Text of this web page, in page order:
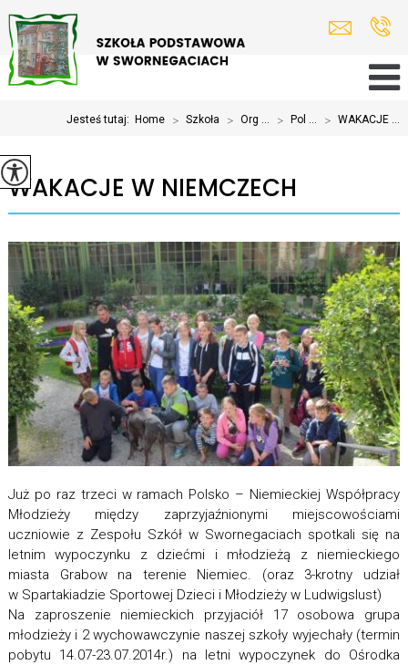
Jesteś tutaj: Home > Szkoła > Org ... > Pol ... > WAKACJE ...
WAKACJE W NIEMCZECH
Już po raz trzeci w ramach Polsko – Niemieckiej Współpracy
Młodzieży między zaprzyjaźnionymi miejscowościami
uczniowie z Zespołu Szkół w Swornegaciach spotkali się na
letnim wypoczynku z dziećmi i młodzieżą z niemieckiego
miasta Grabow na terenie Niemiec. (oraz 3-krotny udział
w Spartakiadzie Sportowej Dzieci i Młodzieży w Ludwigslust)
Na zaproszenie niemieckich przyjaciół 17 osobowa grupa
młodzieży i 2 wychowawczynie naszej szkoły wyjechały (termin
pobytu 14.07-23.07.2014r.) na letni wypoczynek do Ośrodka